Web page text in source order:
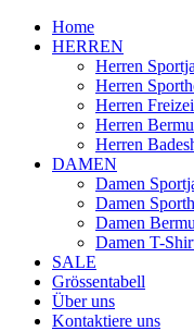
Home
HERREN
Herren
Herren
Herren
Herren
Herren
DAMEN
Damen
Damen
Damen
Damen T-
SALE
Grössentabell
Über uns
Kontaktiere uns